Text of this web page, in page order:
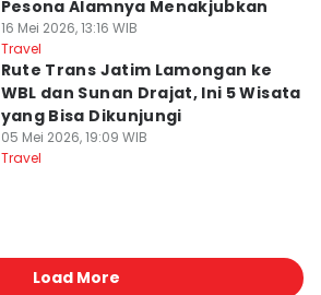
Pesona Alamnya Menakjubkan
16 Mei 2026, 13:16 WIB
Travel
Rute Trans Jatim Lamongan ke
WBL dan Sunan Drajat, Ini 5 Wisata
yang Bisa Dikunjungi
05 Mei 2026, 19:09 WIB
Travel
Load More